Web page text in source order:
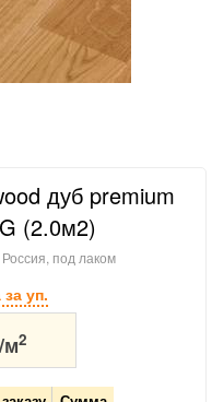
дуб premium
(2.0м2)
под лаком
уп.
м2